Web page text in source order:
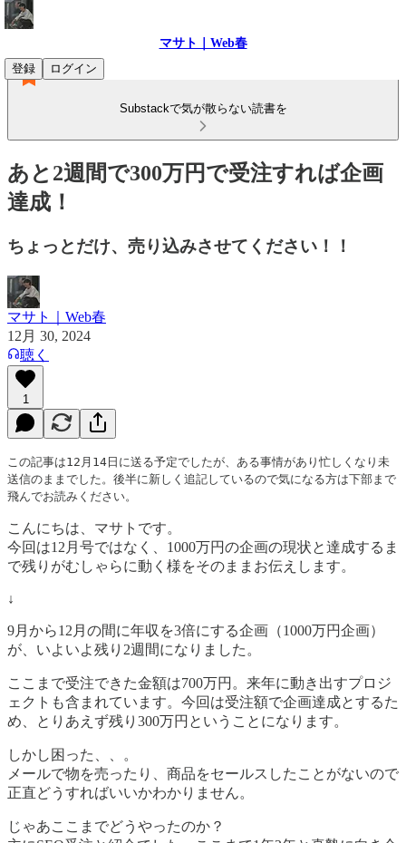
マサト｜Web春
登録
ログイン
Substackで気が散らない読書を
あと2週間で300万円で受注すれば企画
達成！
ちょっとだけ、売り込みさせてください！！
マサト｜Web春
12月 30, 2024
聴く
1
この記事は12月14日に送る予定でしたが、ある事情があり忙しくなり未
送信のままでした。後半に新しく追記しているので気になる方は下部まで
飛んでお読みください。
こんにちは、マサトです。
今回は12月号ではなく、1000万円の企画の現状と達成するま
で残りがむしゃらに動く様をそのままお伝えします。
↓
9月から12月の間に年収を3倍にする企画（1000万円企画）
が、いよいよ残り2週間になりました。
ここまで受注できた金額は700万円。来年に動き出すプロジ
ェクトも含まれています。今回は受注額で企画達成とするた
め、とりあえず残り300万円ということになります。
しかし困った、、。
メールで物を売ったり、商品をセールスしたことがないので
正直どうすればいいかわかりません。
じゃあここまでどうやったのか？